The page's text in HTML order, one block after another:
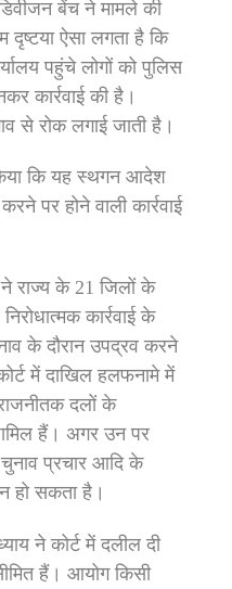
डिवीजन बेंच ने मामले की
ऐसा लगता है कि
पहुंचे लोगों को पुलिस
कार्रवाई की है।
से रोक लगाई जाती है।
कि यह स्थगन आदेश
पर होने वाली कार्रवाई
राज्य के 21 जिलों के
कार्रवाई के
के दौरान उपद्रव करने
में दाखिल हलफनामे में
दलों के
हैं। अगर उन पर
चुनाव प्रचार आदि के
हो सकता है।
ने कोर्ट में दलील दी
हैं। आयोग किसी